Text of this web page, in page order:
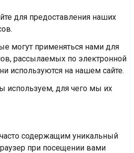
для предоставления наших
могут применяться нами для
рассылаемых по электронной
используются на нашем сайте.
используем, для чего мы их
содержащим уникальный
при посещении вами